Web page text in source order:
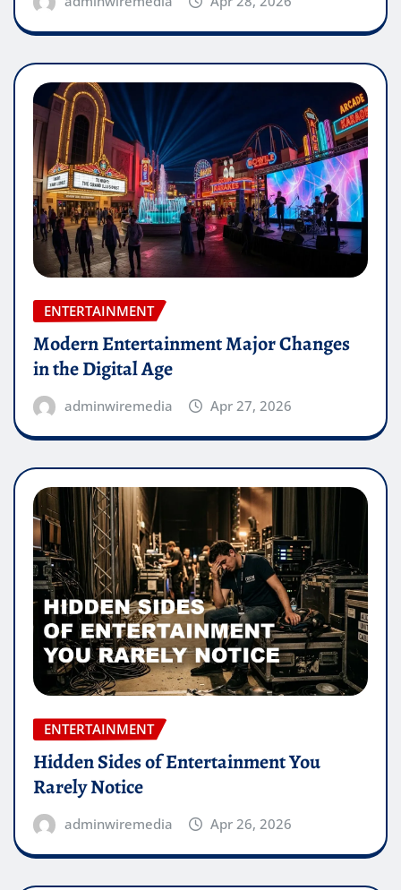
ENTERTAINMENT
Modern Entertainment Major Changes
in the Digital Age
adminwiremedia Apr 27, 2026
ENTERTAINMENT
Hidden Sides of Entertainment You
Rarely Notice
adminwiremedia Apr 26, 2026